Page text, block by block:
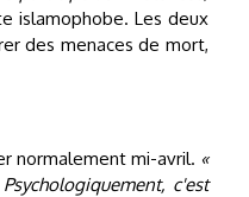
islamophobe. Les deux
des menaces de mort,
normalement mi-avril. «
c'est